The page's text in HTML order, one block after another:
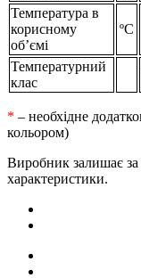
Температура в
корисному
об’ємі
ºС
Температурний
клас
* – необхідне
кольором)
Виробник залишає за
характеристики.